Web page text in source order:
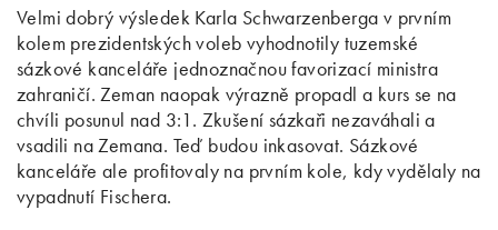
Velmi dobrý výsledek Karla Schwarzenberga v prvním
kolem prezidentských voleb vyhodnotily tuzemské
sázkové kanceláře jednoznačnou favorizací ministra
zahraničí. Zeman naopak výrazně propadl a kurs se na
chvíli posunul nad 3:1. Zkušení sázkaři nezaváhali a
vsadili na Zemana. Teď budou inkasovat. Sázkové
kanceláře ale profitovaly na prvním kole, kdy vydělaly na
vypadnutí Fischera.